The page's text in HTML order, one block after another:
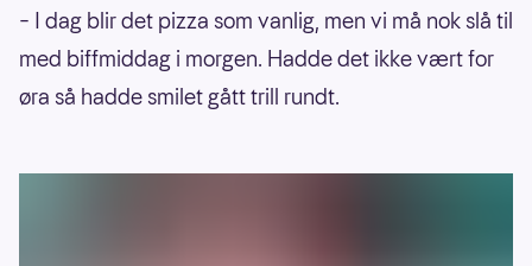
– I dag blir det pizza som vanlig, men vi må nok slå til
med biffmiddag i morgen. Hadde det ikke vært for
øra så hadde smilet gått trill rundt.